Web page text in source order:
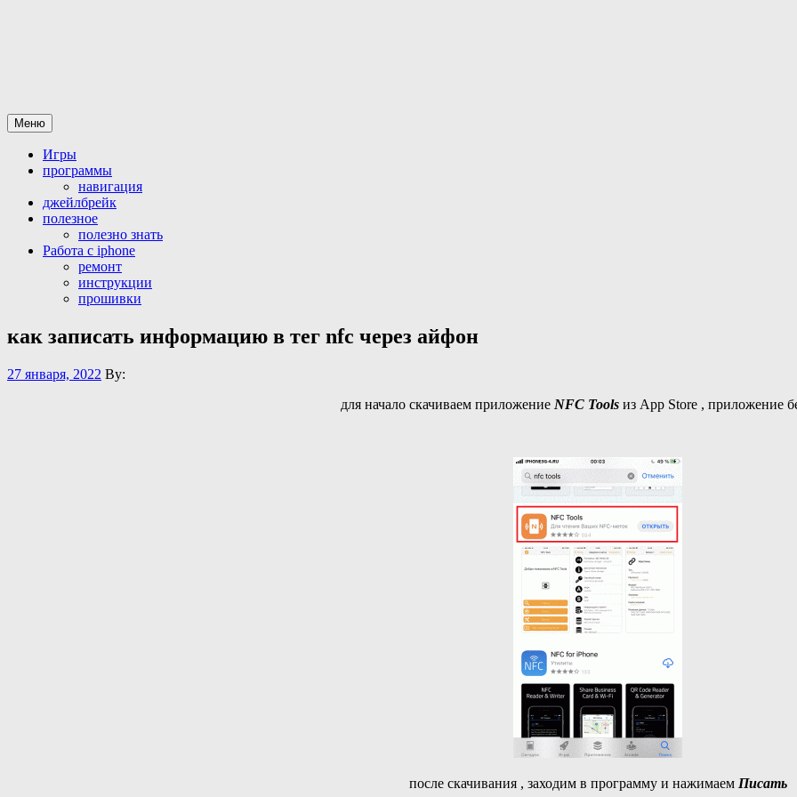
Меню
Игры
программы
навигация
джейлбрейк
полезное
полезно знать
Работа с iphone
ремонт
инструкции
прошивки
как записать информацию в тег nfc через айфон
27 января, 2022 By:
для начало скачиваем приложение NFC Toolsиз App Store , приложение
после скачивания , заходим в программу и нажимаем Писать